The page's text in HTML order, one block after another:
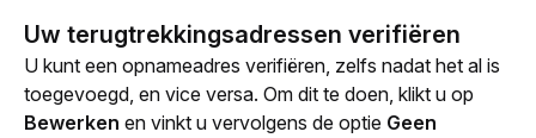
Uw terugtrekkingsadressen verifiëren
U kunt een opnameadres verifiëren, zelfs nadat het al is
Bewerken en vinkt u vervolgens de optie Geen